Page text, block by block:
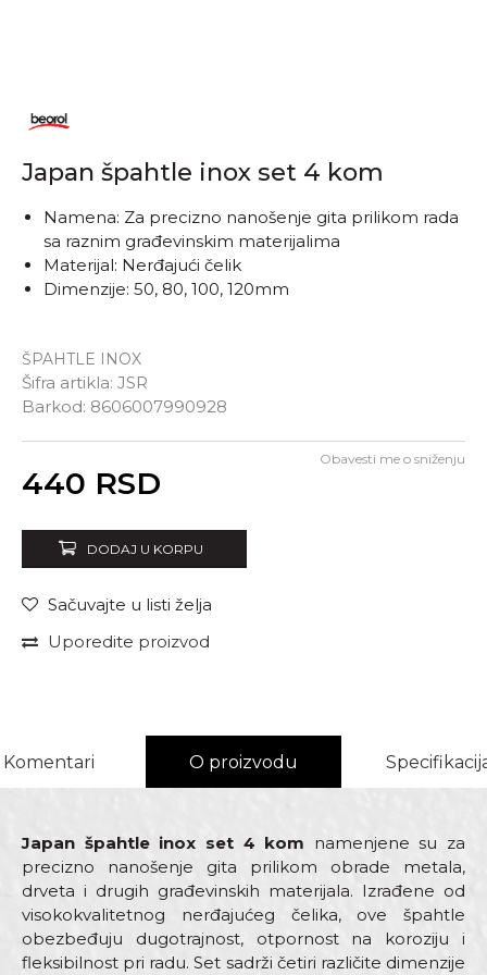
Japan špahtle inox set 4 kom
ŠPAHTLE INOX
Šifra artikla: JSR
Barkod: 8606007990928
Namena: Za precizno nanošenje gita prilikom rada
sa raznim građevinskim materijalima
Materijal: Nerđajući čelik
Dimenzije: 50, 80, 100, 120mm
440 RSD
Obavesti me o sniženju
DODAJ U KORPU
Sačuvajte u listi želja
Uporedite proizvod
Komentari O proizvodu
Japan špahtle inox set 4 kom namenjene su za
precizno nanošenje gita prilikom obrade metala,
drveta i drugih građevinskih materijala. Izrađene od
visokokvalitetnog nerđajućeg čelika, ove špahtle
obezbeđuju dugotrajnost, otpornost na koroziju i
fleksibilnost pri radu. Set sadrži četiri različite dimenzije